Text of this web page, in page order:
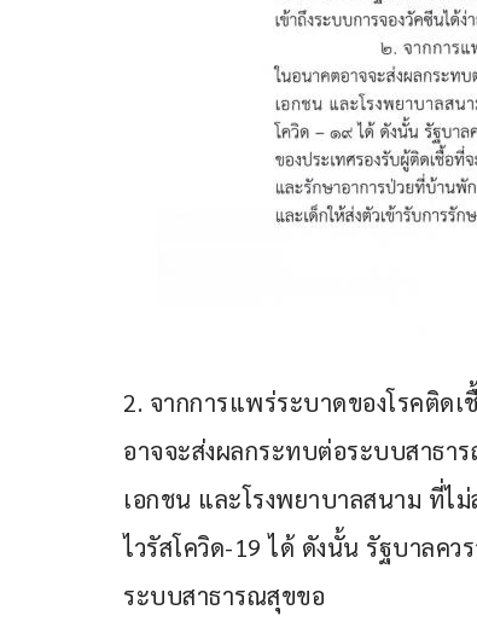
2. จากการแพร่ระบาดของโรคติด
อาจจะส่งผลกระทบต่อระบบสาธา
เอกชน และโรงพยาบาลสนาม ที่ไ
ไวรัสโควิด-19 ได้ ดังนั้น รัฐบาลค
ระบบสาธารณสุขขอ